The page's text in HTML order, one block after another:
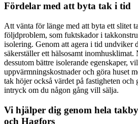
Fördelar med att byta tak i tid
Att vänta för länge med att byta ett slitet
följdproblem, som fuktskador i
isolering. Genom att agera i tid undviker
säkerställer ett hälsosamt inomhusklimat.
dessutom bättre isolerande egenskaper,
uppvärmningskostnader och göra huset
tak höjer också värdet på fastigheten och
intryck om du någon gång vill sälja.
Vi hjälper dig genom hela
och Hagfors